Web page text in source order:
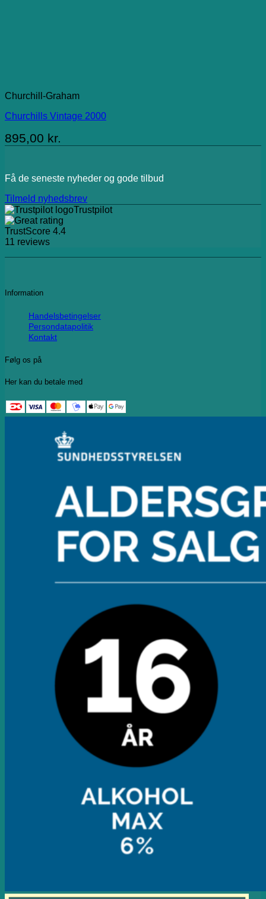
Churchill-Graham
Churchills Vintage 2000
895,00 kr.
Få de seneste nyheder og gode tilbud
Tilmeld nyhedsbrev
Trustpilot
TrustScore 4.4
11 reviews
Information
Handelsbetingelser
Persondatapolitik
Kontakt
Følg os på
Her kan du betale med